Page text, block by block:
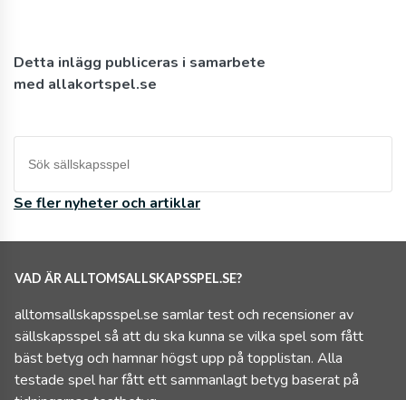
Detta inlägg publiceras i samarbete
med allakortspel.se
Se fler nyheter och artiklar
VAD ÄR ALLTOMSALLSKAPSSPEL.SE?
alltomsallskapsspel.se samlar test och recensioner av
sällskapsspel så att du ska kunna se vilka spel som fått
bäst betyg och hamnar högst upp på topplistan. Alla
testade spel har fått ett sammanlagt betyg baserat på